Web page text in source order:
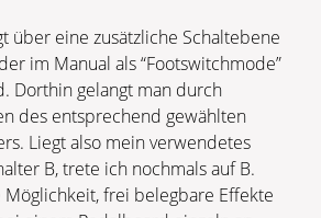
über eine zusätzliche Schaltebene
im Manual als “Footswitchmode”
Dorthin gelangt man durch
des entsprechend gewählten
Liegt also mein verwendetes
B, trete ich nochmals auf B.
frei belegbare Effekte